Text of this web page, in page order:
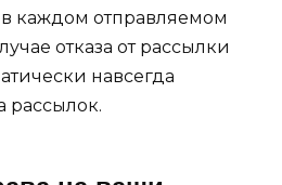
каждом отправляемом
отказа от рассылки
навсегда
рассылок.